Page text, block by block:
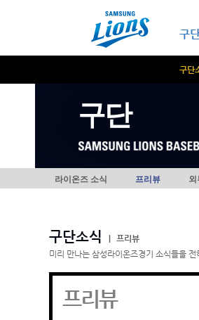
구
구단
구단
라이온즈 소식 프리뷰 외
구단소식
프리뷰
미리 만나는 삼성라이온즈경기 소식들을 전
프리뷰